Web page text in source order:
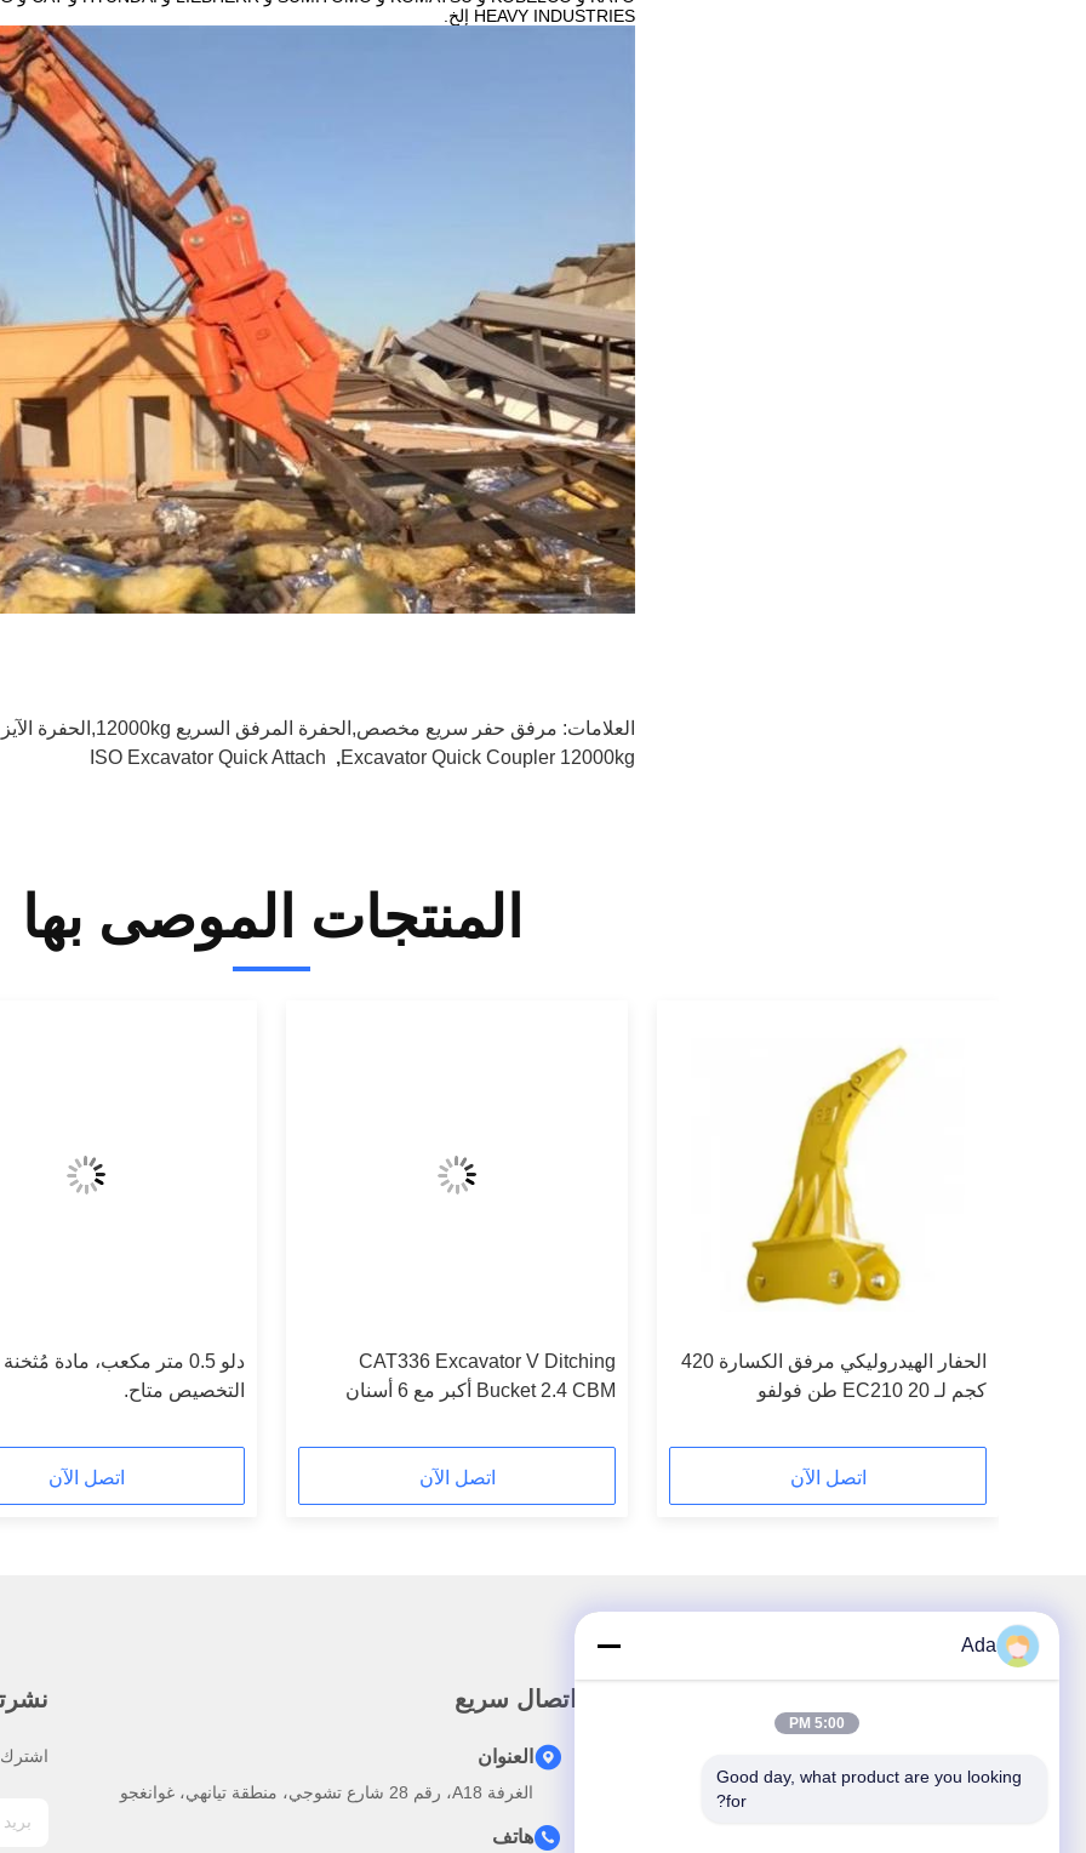
HEAVY INDUSTRIES إلخ.
العلامات: مرفق حفر سريع مخصص,الحفرة المرفق السريع 12000kg,الحفرة الآيزو إرفاق سريع
Excavator Quick Coupler 12000kg
,
ISO Excavator Quick Attach
المنتجات الموصى بها
الحفار الهيدروليكي مرفق الكسارة 420
كجم لـ EC210 20 طن فولفو
اتصل الآن
CAT336 Excavator V Ditching
Bucket 2.4 CBM أكبر مع 6 أسنان
اتصل الآن
دلو 0.5 متر مكعب، مادة
التخصيص متاح.
اتصل الآن
اتصال سريع
العنوان
الغرفة A18، رقم 28 شارع تشوجي، منطقة تيانهي، غوانغجو
هاتف
اشترك
Ada
5:00 PM
Good day, what product are you looking
for?